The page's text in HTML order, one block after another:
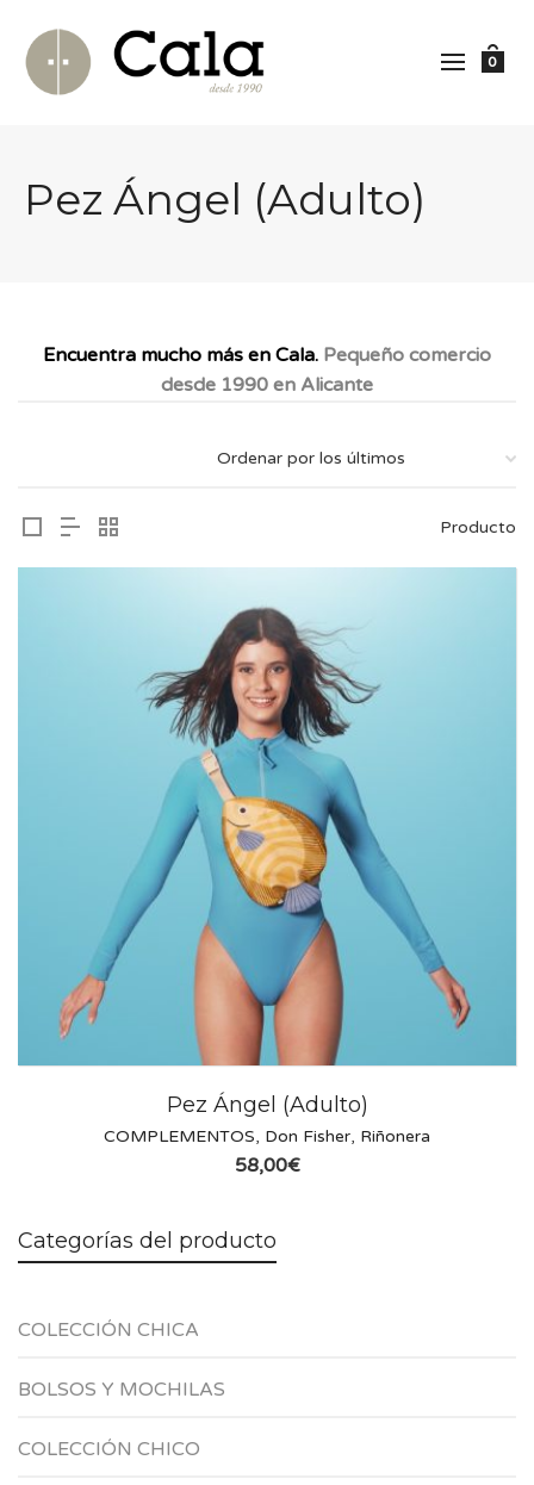
0
Pez Ángel (Adulto)
Encuentra mucho más en Cala. Pequeño comercio
desde 1990 en Alicante
Producto
Pez Ángel (Adulto)
COMPLEMENTOS, Don Fisher, Riñonera
58,00€
Categorías del producto
COLECCIÓN CHICA
BOLSOS Y MOCHILAS
COLECCIÓN CHICO